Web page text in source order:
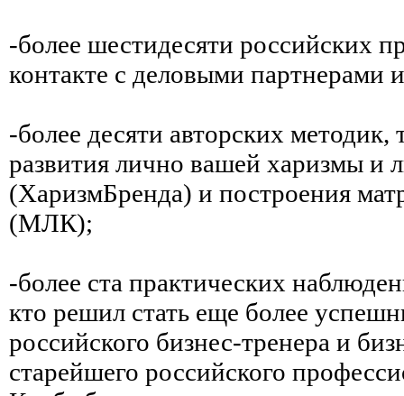
-более шестидесяти российских
контакте с деловыми партнерами
-более десяти авторских методик,
развития лично вашей харизмы и
(ХаризмБренда) и построения
(МЛК);
-более ста практических
кто решил стать еще более
российского бизнес-тренера и
старейшего российского